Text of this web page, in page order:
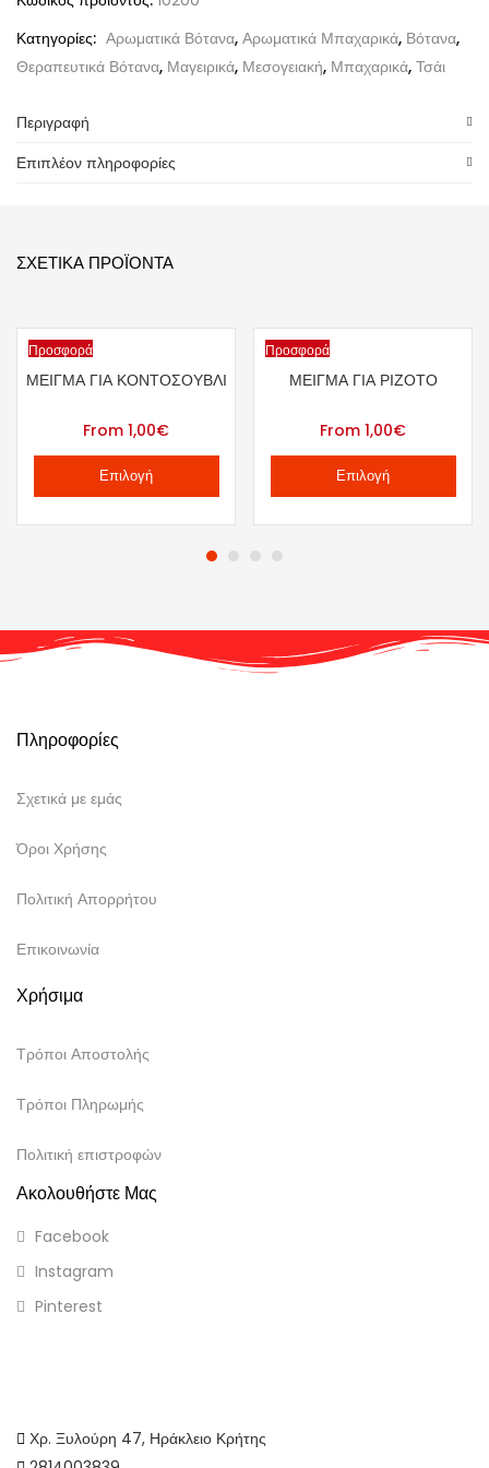
Κατηγορίες: Αρωματικά Βότανα, Αρωματικά Μπαχαρικά, Βότανα,
Θεραπευτικά Βότανα, Μαγειρικά, Μεσογειακή, Μπαχαρικά, Τσάι
Περιγραφή
Επιπλέον πληροφορίες
ΣΧΕΤΙΚΆ ΠΡΟΪΌΝΤΑ
Προσφορά
ΜΕΊΓΜΑ ΓΙΑ ΚΟΝΤΟΣΟΎΒΛΙ
From 1,00€
Επιλογή
Προσφορά
ΜΕΊΓΜΑ ΓΙΑ ΡΙΖΌΤΟ
From 1,00€
Επιλογή
Χρ. Ξυλούρη 47, Ηράκλειο Κρήτης
Πληροφορίες
Σχετικά με εμάς
Όροι Χρήσης
Πολιτική Απορρήτου
Επικοινωνία
Χρήσιμα
Τρόποι Αποστολής
Τρόποι Πληρωμής
Πολιτική επιστροφών
Ακολουθήστε Μας
Facebook
Instagram
Pinterest